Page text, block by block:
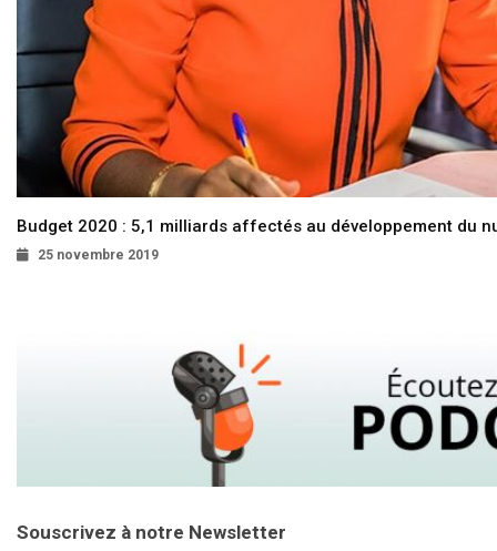
Budget 2020 : 5,1 milliards affectés au développement du
25 novembre 2019
Souscrivez à notre Newsletter